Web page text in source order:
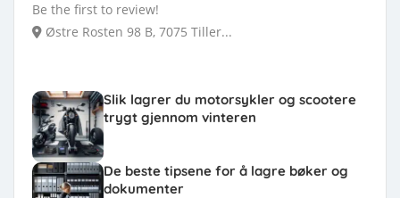
Be the first to review!
Østre Rosten 98 B, 7075 Tiller...
Slik lagrer du motorsykler og scootere
trygt gjennom vinteren
De beste tipsene for å lagre bøker og
dokumenter